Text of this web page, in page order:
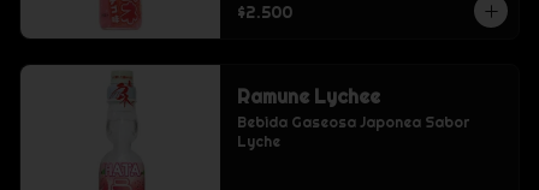
$2.500
Ramune Lychee
Bebida Gaseosa Japonea Sabor
Lyche